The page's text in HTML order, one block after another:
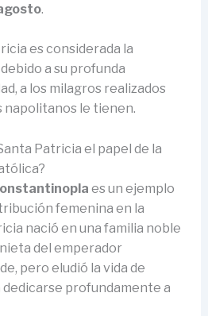
.
es considerada la
a su profunda
a los milagros realizados
napolitanos le tienen.
Patricia el papel de la
es un ejemplo
femenina en la
nació en una familia noble
del emperador
pero eludió la vida de
dedicarse profundamente a